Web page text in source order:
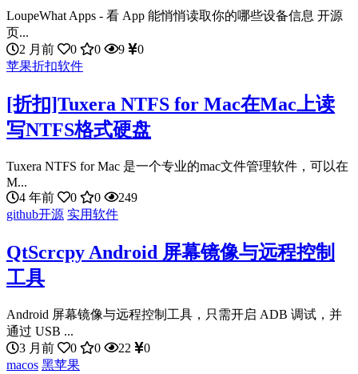
LoupeWhat Apps - 看 App 能悄悄读取你的哪些设备信息 开源
页...
2 月前
0 0 9
0
苹果折扣软件
[折扣]Tuxera NTFS for Mac在Mac上读
写NTFS格式硬盘
Tuxera NTFS for Mac 是一个专业的mac文件管理软件，可以在
M...
4 年前
0 0
249
github开源 实用软件
QtScrcpy Android 屏幕镜像与远程控制
工具
Android 屏幕镜像与远程控制工具，只需开启 ADB 调试，并
通过 USB ...
3 月前
0 0 22
0
macos 黑苹果